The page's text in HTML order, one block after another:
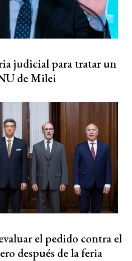
judicial para tratar un
de Milei
el pedido contra el
después de la feria